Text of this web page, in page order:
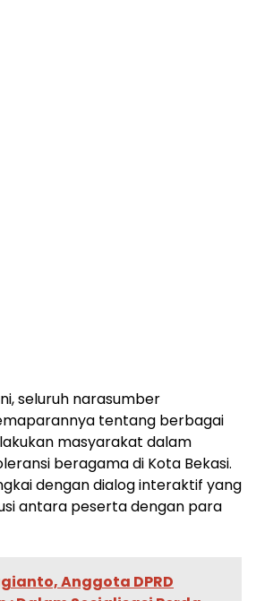
seluruh narasumber
tentang berbagai
masyarakat dalam
beragama di Kota Bekasi.
dengan dialog interaktif yang
antara peserta dengan para
Anggota DPRD